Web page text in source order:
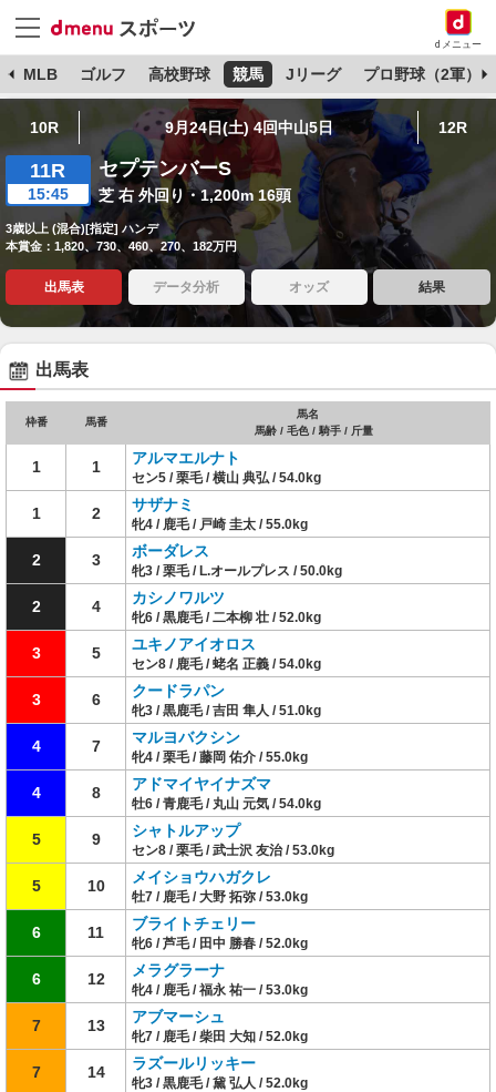
dメニュー
MLB ゴルフ 高校野球 競馬 Jリーグ プロ野球（2軍）
10R 9月24日(土) 4回中山5日 12R
11R
15:45
セプテンバーS
芝 右 外回り・1,200m 16頭
3歳以上 (混合)[指定] ハンデ
本賞金：1,820、730、460、270、182万円
出馬表 データ分析 オッズ 結果
出馬表
枠番 馬番
馬名
馬齢 / 毛色 / 騎手 / 斤量
1 1 アルマエルナト
セン5 / 栗毛 / 横山 典弘 / 54.0kg
1 2 サザナミ
牝4 / 鹿毛 / 戸崎 圭太 / 55.0kg
2 3 ボーダレス
牝3 / 栗毛 / L.オールプレス / 50.0kg
2 4 カシノワルツ
牝6 / 黒鹿毛 / 二本柳 壮 / 52.0kg
3 5 ユキノアイオロス
セン8 / 鹿毛 / 蛯名 正義 / 54.0kg
3 6 クードラパン
牝3 / 黒鹿毛 / 吉田 隼人 / 51.0kg
4 7 マルヨバクシン
牝4 / 栗毛 / 藤岡 佑介 / 55.0kg
4 8 アドマイヤイナズマ
牡6 / 青鹿毛 / 丸山 元気 / 54.0kg
5 9 シャトルアップ
セン8 / 栗毛 / 武士沢 友治 / 53.0kg
5 10 メイショウハガクレ
牡7 / 鹿毛 / 大野 拓弥 / 53.0kg
6 11 ブライトチェリー
牝6 / 芦毛 / 田中 勝春 / 52.0kg
6 12 メラグラーナ
牝4 / 鹿毛 / 福永 祐一 / 53.0kg
7 13 アブマーシュ
牝7 / 鹿毛 / 柴田 大知 / 52.0kg
7 14 ラズールリッキー
牝3 / 黒鹿毛 / 黛 弘人 / 52.0kg